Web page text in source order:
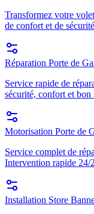
Transformez votre
de confort et de
Réparation Porte de
Service rapide de
sécurité, confort et
Motorisation Porte de
Service complet de
Intervention rapide 24/
Installation Store